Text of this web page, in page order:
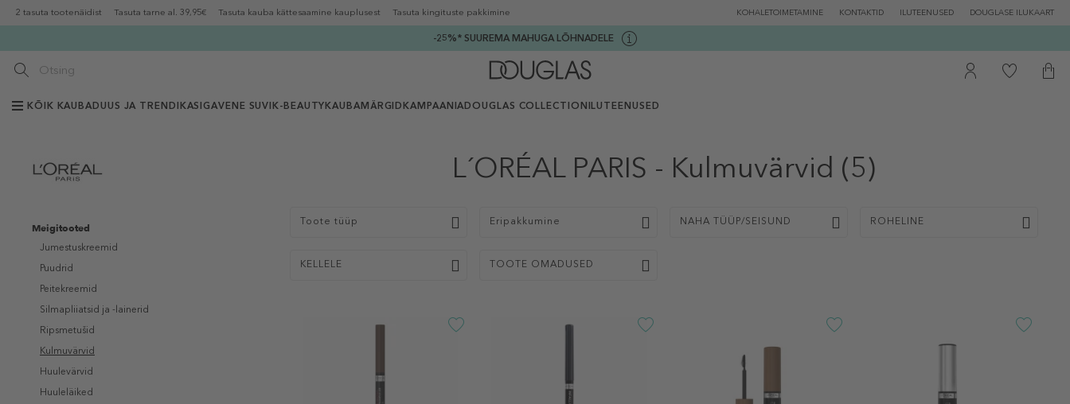
2 tasuta tootenäidist Tasuta tarne al. 39,95€ Tasuta kauba kättesaamine kauplusest Tasuta kingituste pakkimine KOHALETOIMETAMINE KONTAKTID ILUTEENUSED DOUGLASE ILUKAART
-25%* SUUREMA MAHUGA LÕHNADELE
KÕIK KAUBADUUS JA TRENDIKAS IGAVENE SUVI K-BEAUTY KAUBAMÄRGID KAMPAANIADOUGLAS COLLECTION ILUTEENUSED
Meigitooted
Jumestuskreemid
Puudrid
Peitekreemid
Silmapliiatsid ja -lainerid
Ripsmetušid
Kulmuvärvid
Huulevärvid
Huuleläiked
L´ORÉAL PARIS - Kulmuvärvid (5)
Toote tüüp Eripakkumine NAHA TÜÜP/SEISUND ROHELINE
KELLELE TOOTE OMADUSED